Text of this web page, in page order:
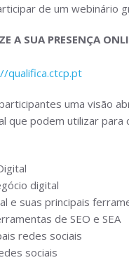
de um webinário
A SUA PRESENÇA
qualifica.ctcp.pt
uma visão
podem utilizar para
digital
e suas principais
de SEO e SEA
redes sociais
sociais